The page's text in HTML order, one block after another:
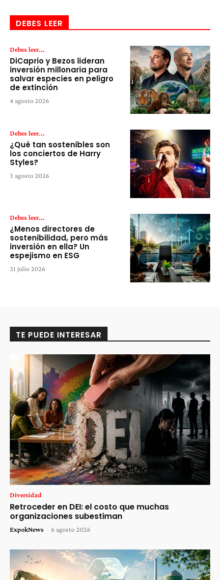
DEBES LEER
Debes leer...
DiCaprio y Bezos lideran
inversión millonaria para
salvar especies en peligro
de extinción
4 agosto 2026
Debes leer...
¿Qué tan sostenibles son
los conciertos de Harry
Styles?
3 agosto 2026
Debes leer...
¿Menos directores de
sostenibilidad, pero más
inversión en ella? Un
espejismo en ESG
31 julio 2026
TE PUEDE INTERESAR
Diversidad
Retroceder en DEI: el costo que muchas
organizaciones subestiman
ExpokNews - 6 agosto 2026